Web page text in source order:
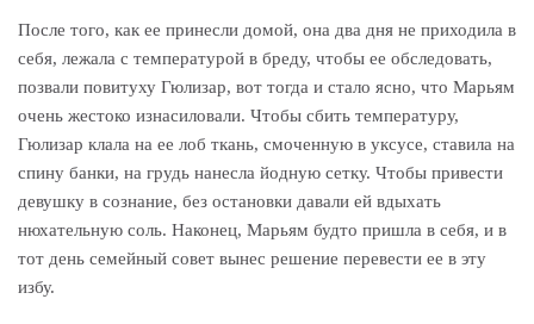
После того, как ее принесли домой, она два дня не приходила в
себя, лежала с температурой в бреду, чтобы ее обследовать,
позвали повитуху Гюлизар, вот тогда и стало ясно, что Марьям
очень жестоко изнасиловали. Чтобы сбить температуру,
Гюлизар клала на ее лоб ткань, смоченную в уксусе, ставила на
спину банки, на грудь нанесла йодную сетку. Чтобы привести
девушку в сознание, без остановки давали ей вдыхать
нюхательную соль. Наконец, Марьям будто пришла в себя, и в
тот день семейный совет вынес решение перевести ее в эту
избу.